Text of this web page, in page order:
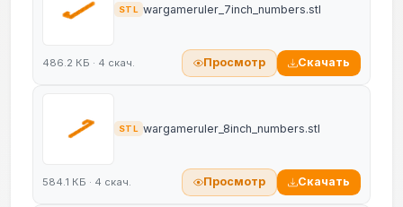
STL wargameruler_7inch_numbers.stl
486.2 КБ · 4 скач. Просмотр Скачать
STL wargameruler_8inch_numbers.stl
584.1 КБ · 4 скач. Просмотр Скачать